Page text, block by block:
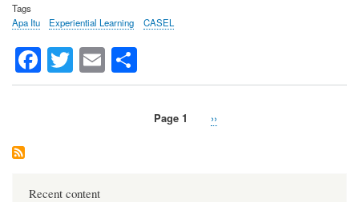
Tags
Apa Itu
Experiential Learning CASEL
Fa
ce
T
wi
E
m ha
rePage 1
Next
››
Recent content